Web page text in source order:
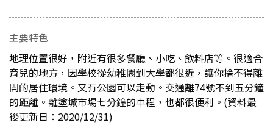
主要特色
地理位置很好，附近有很多餐廳、小吃、飲料店等。很適合
育兒的地方，因學校從幼稚園到大學都很近，讓你捨不得離
開的居住環境。又有公園可以走動。交通離74號不到五分鐘
的距離。離塗城市場七分鐘的車程，也都很便利。(資料最
後更新日：2020/12/31)